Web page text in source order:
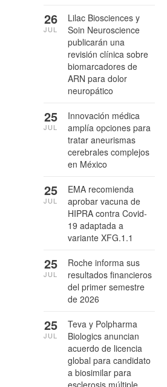
Lilac Biosciences y
Soin Neuroscience
publicarán una
revisión clínica sobre
biomarcadores de
ARN para dolor
neuropático
26
JUL
Innovación médica
amplía opciones para
tratar aneurismas
cerebrales complejos
en México
25
JUL
EMA recomienda
aprobar vacuna de
HIPRA contra Covid-
19 adaptada a
variante XFG.1.1
25
JUL
Roche informa sus
resultados financieros
del primer semestre
de 2026
25
JUL
Teva y Polpharma
Biologics anuncian
acuerdo de licencia
global para candidato
a biosimilar para
25
JUL